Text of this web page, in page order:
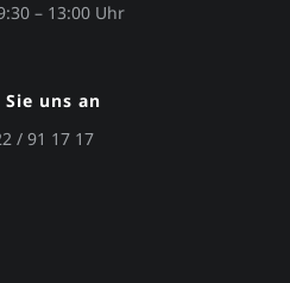
– 13:00 Uhr
Sie uns an
/ 91 17 17